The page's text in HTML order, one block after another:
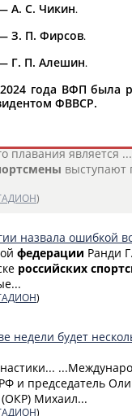
спорта России"
документов
плавания примет
плавания является
выступают
)
назвала ошибкой
федерации Ранди
российских
)
недели будет
РФ и председатель
(ОКР) Михаил...
)
А. С. Чикин.
З. П. Фирсов.
Г. П. Алешин.
года ВФП была
ФВВСР.